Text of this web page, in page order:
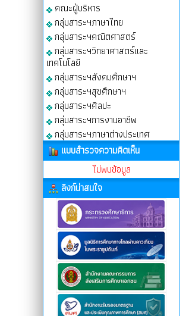
คณะผู้บริหาร
กลุ่มสาระฯภาษาไทย
กลุ่มสาระฯคณิตศาสตร์
กลุ่มสาระฯวิทยาศาสตร์และ
เทคโนโลยี
กลุ่มสาระฯสังคมศึกษาฯ
กลุ่มสาระฯสุขศึกษาฯ
กลุ่มสาระฯศิลปะ
กลุ่มสาระฯการงานอาชีพ
กลุ่มสาระฯภาษาต่างประเทศ
แบบสำรวจความคิดเห็น
ไม่พบข้อมูล
ลิงก์น่าสนใจ